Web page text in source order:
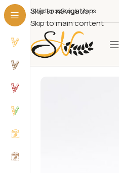
Skip to navigation
Skip to main content
ContáctanosGoogle Maps